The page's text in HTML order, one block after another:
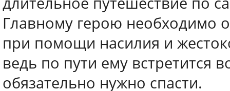
Главному герою необходимо
при помощи насилия и
ведь по пути ему встретится
обязательно нужно спасти.